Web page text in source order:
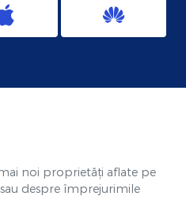
noi proprietăți aflate pe
despre împrejurimile